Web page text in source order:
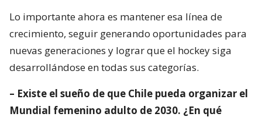
Lo importante ahora es mantener esa línea de
crecimiento, seguir generando oportunidades para
nuevas generaciones y lograr que el hockey siga
desarrollándose en todas sus categorías.
– Existe el sueño de que Chile pueda organizar el
Mundial femenino adulto de 2030. ¿En qué